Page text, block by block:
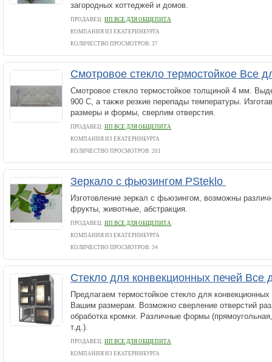
загородных коттеджей и домов.
ПРОДАВЕЦ: ИП ВСЕ ДЛЯ ОБЩЕПИТА
КОМПАНИЯ ИЗ ЕКАТЕРИНБУРГА
КОЛИЧЕСТВО ПРОСМОТРОВ: 37
Смотровое стекло термостойкое Все
Смотровое стекло термостойкое толщиной 4 мм.
900 С, а также резкие перепады температуры.
размеры и формы, сверлим отверстия.
ПРОДАВЕЦ: ИП ВСЕ ДЛЯ ОБЩЕПИТА
КОМПАНИЯ ИЗ ЕКАТЕРИНБУРГА
КОЛИЧЕСТВО ПРОСМОТРОВ: 201
Зеркало с фьюзингом PSteklo
Изготовление зеркал с фьюзингом, возможны
фрукты, животные, абстракция.
ПРОДАВЕЦ: ИП ВСЕ ДЛЯ ОБЩЕПИТА
КОМПАНИЯ ИЗ ЕКАТЕРИНБУРГА
КОЛИЧЕСТВО ПРОСМОТРОВ: 34
Стекло для конвекционных печей
Предлагаем термостойкое стекло для
Вашим размерам. Возможно сверление отверстий
обработка кромки. Различные формы
т.д.).
ПРОДАВЕЦ: ИП ВСЕ ДЛЯ ОБЩЕПИТА
КОМПАНИЯ ИЗ ЕКАТЕРИНБУРГА